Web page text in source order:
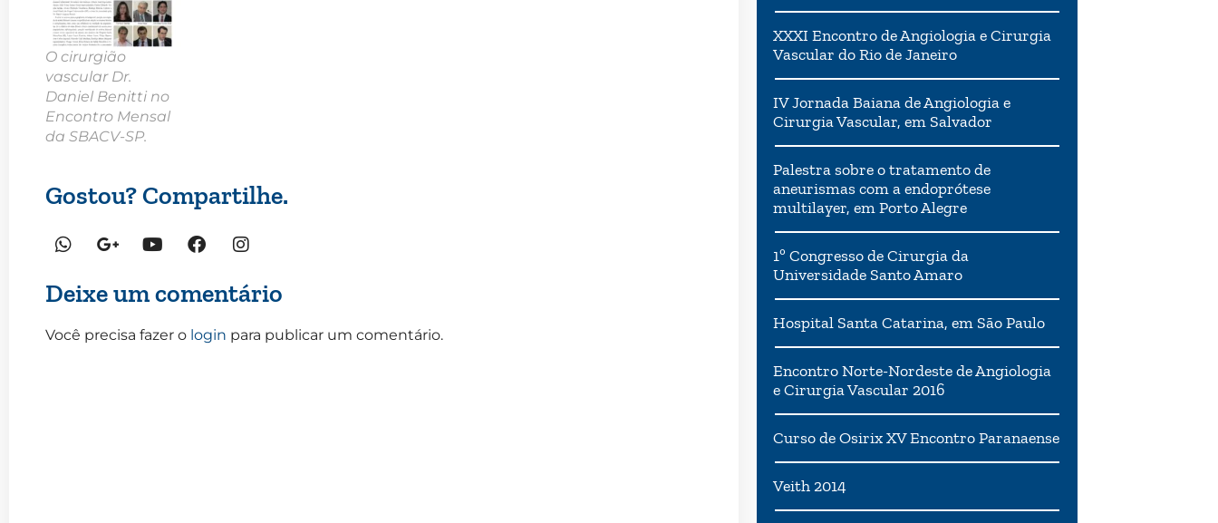
O cirurgião
vascular Dr.
Daniel Benitti no
Encontro Mensal
da SBACV-SP.
Gostou? Compartilhe.
Deixe um comentário
Você precisa fazer o login para publicar um comentário.
XXXI Encontro de Angiologia e Cirurgia
Vascular do Rio de Janeiro
IV Jornada Baiana de Angiologia e
Cirurgia Vascular, em Salvador
Palestra sobre o tratamento de
aneurismas com a endoprótese
multilayer, em Porto Alegre
1º Congresso de Cirurgia da
Universidade Santo Amaro
Hospital Santa Catarina, em São Paulo
Encontro Norte-Nordeste de Angiologia
e Cirurgia Vascular 2016
Curso de Osirix XV Encontro Paranaense
Veith 2014